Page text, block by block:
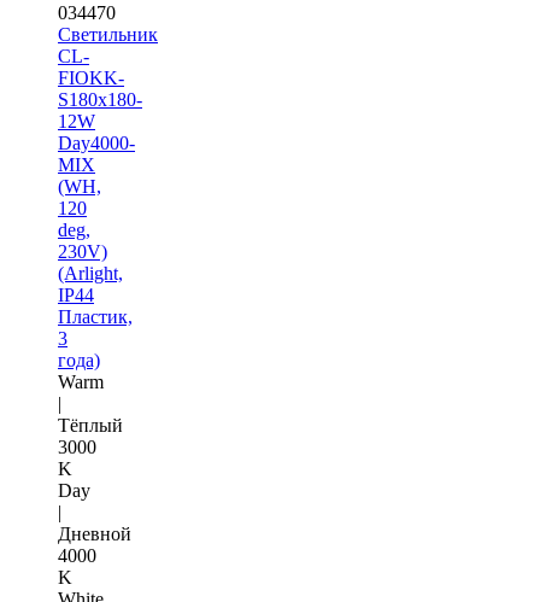
034470
Светильник
CL-
FIOKK-
S180x180-
12W
Day4000-
MIX
(WH,
120
deg,
230V)
(Arlight,
IP44
Пластик,
3
года)
Warm
|
Тёплый
3000
K
Day
|
Дневной
4000
K